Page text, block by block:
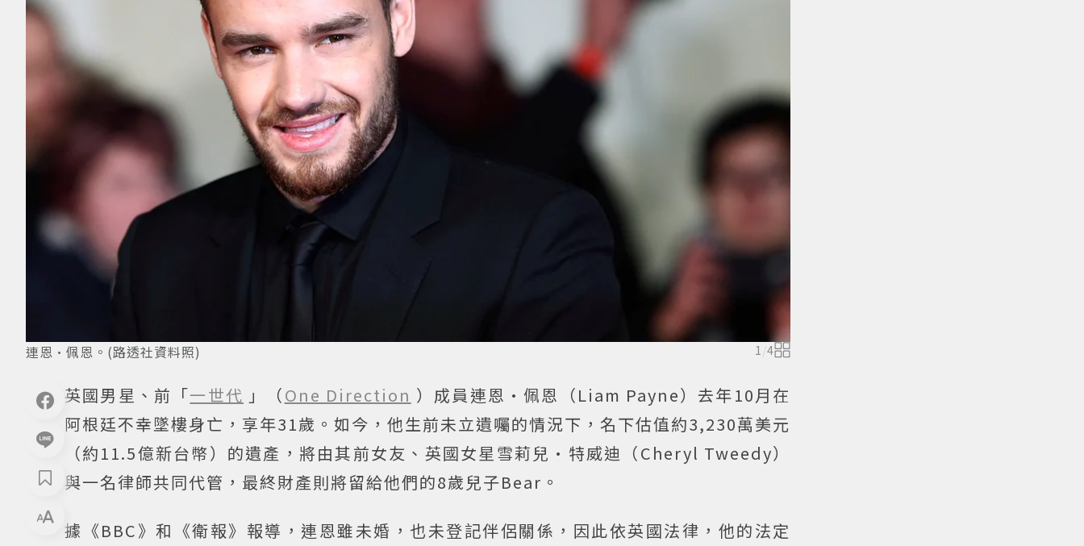
連恩·佩恩。(路透社資料照) 1 /4
英國男星、前「一世代 」（One Direction ）成員連恩·佩恩（Liam Payne）去年10月在
阿根廷不幸墜樓身亡，享年31歲。如今，他生前未立遺囑的情況下，名下估值約3,230萬美元
（約11.5億新台幣）的遺產，將由其前女友、英國女星雪莉兒·特威迪（Cheryl Tweedy）
與一名律師共同代管，最終財產則將留給他們的8歲兒子Bear。
據《BBC》和《衛報》報導，連恩雖未婚，也未登記伴侶關係，因此依英國法律，他的法定